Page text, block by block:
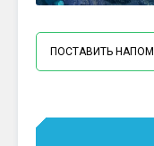
ПОСТАВИТЬ